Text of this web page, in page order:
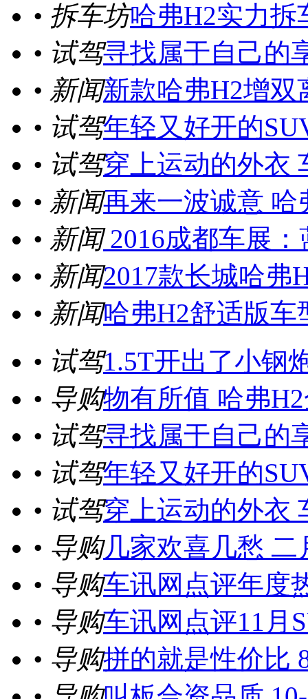
• 拆车坊哈弗H2实力拆
• 试驾寻找属于自己的
• 新闻新款哈弗H2增双
• 试驾年轻又好开的
• 试驾穿上运动的外衣
• 新闻再来一波诚意 哈
• 新闻2016成都车展：
• 新闻2017款长城哈弗
• 新闻哈弗H2舒适版车
• 试驾1.5T开出了小钢
• 导购物有所值 哈弗
• 试驾寻找属于自己的
• 试驾年轻又好开的
• 试驾穿上运动的外衣
• 导购几家欢喜几愁 二
• 导购车讯网点评年度
• 导购车讯网点评11月
• 导购拼的就是性价比